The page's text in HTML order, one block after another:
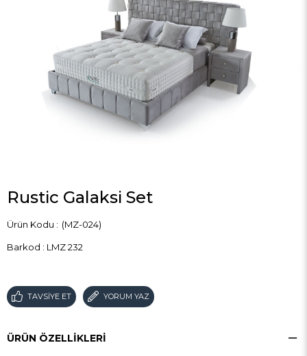
Rustic Galaksi Set
(MZ-024)
Barkod : LMZ 232
TAVSIYE ET YORUM YAZ
ÜRÜN ÖZELLIKLERI